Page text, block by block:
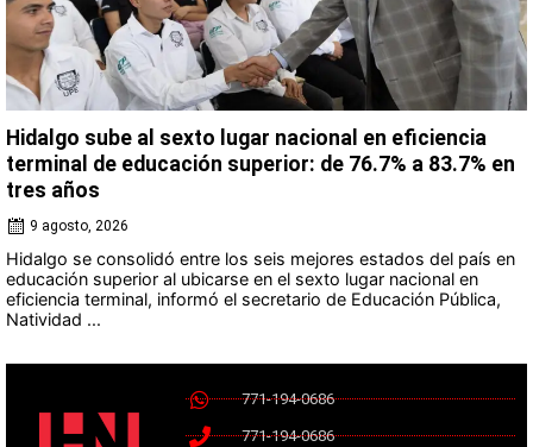
Hidalgo sube al sexto lugar nacional en eficiencia
terminal de educación superior: de 76.7% a 83.7% en
tres años
9 agosto, 2026
Hidalgo se consolidó entre los seis mejores estados del país en
educación superior al ubicarse en el sexto lugar nacional en
eficiencia terminal, informó el secretario de Educación Pública,
Natividad ...
771-194-0686
771-194-0686